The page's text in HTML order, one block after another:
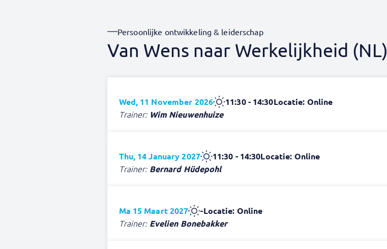
Persoonlijke ontwikkeling & leiderschap
Van Wens naar Werkelijkheid (NL)
Wed, 11 November 2026 11:30 - 14:30Locatie: Online
Trainer: Wim Nieuwenhuize
Thu, 14 January 2027 11:30 - 14:30Locatie: Online
Trainer: Bernard Hüdepohl
Ma 15 Maart 2027 -Locatie: Online
Trainer: Evelien Bonebakker